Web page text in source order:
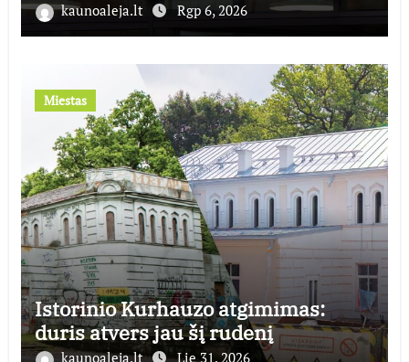
kaunoaleja.lt Rgp 6, 2026
Miestas
Istorinio Kurhauzo atgimimas:
duris atvers jau šį rudenį
kaunoaleja.lt Lie 31, 2026